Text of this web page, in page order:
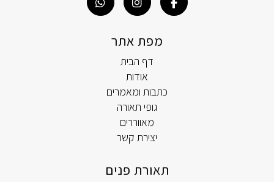
מפת אתר
דף הבית
אודות
כתבות ומאמרים
גופי תאורה
מאווררים
יצירת קשר
תאורת פנים